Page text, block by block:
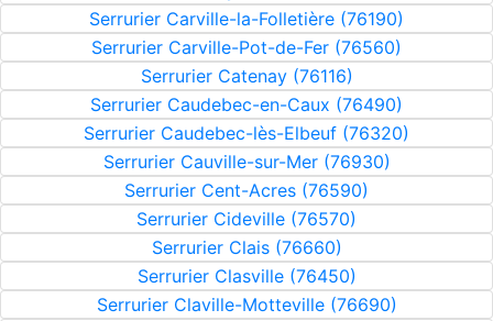
Serrurier Carville-la-Folletière (76190)
Serrurier Carville-Pot-de-Fer (76560)
Serrurier Catenay (76116)
Serrurier Caudebec-en-Caux (76490)
Serrurier Caudebec-lès-Elbeuf (76320)
Serrurier Cauville-sur-Mer (76930)
Serrurier Cent-Acres (76590)
Serrurier Cideville (76570)
Serrurier Clais (76660)
Serrurier Clasville (76450)
Serrurier Claville-Motteville (76690)